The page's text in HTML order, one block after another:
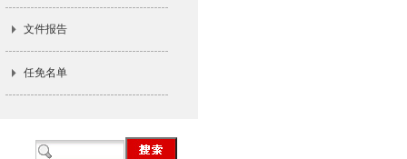
文件报告
任免名单